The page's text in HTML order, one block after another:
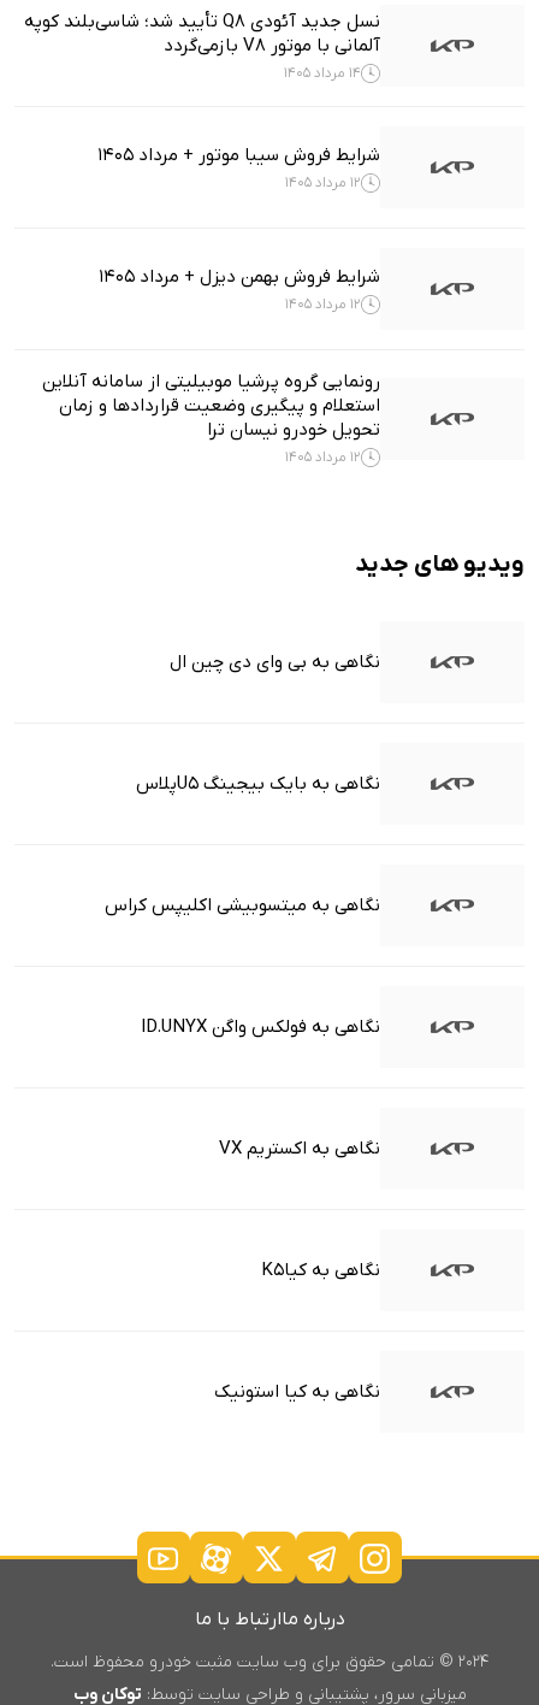
نسل جدید آئودی Q8 تأیید شد؛ شاسی‌بلند کوپه
آلمانی با موتور V8 بازمی‌گردد
14 مرداد 1405
شرایط فروش سیبا موتور + مرداد 1405
12 مرداد 1405
شرایط فروش بهمن دیزل + مرداد 1405
12 مرداد 1405
رونمایی گروه پرشیا موبیلیتی از سامانه آنلاین
استعلام و پیگیری وضعیت قراردادها و زمان
تحویل خودرو نیسان ترا
12 مرداد 1405
ویدیو های جدید
نگاهی به بی وای دی چین ال
نگاهی به بایک بیجینگ U5پلاس
نگاهی به میتسوبیشی اکلیپس کراس
نگاهی به فولکس واگن ID.UNYX
نگاهی به اکستریم VX
نگاهی به کیاK5
نگاهی به کیا استونیک
درباره ماارتباط با ما
۲۰۲۴ © تمامی حقوق برای وب سایت مثبت خودرو محفوظ است.
میزبانی سرور، پشتیبانی و طراحی سایت توسط: توکان وب